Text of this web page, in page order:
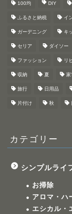
100均 DIY
ふるさと納税 イ
ガーデニング キ
セリア ダイソー
ファッション リ
収納 夏 家
旅行 日用品
片付け 秋
カテゴリー
シンプルライ
お掃除
アロマ・ハ
エシカル・